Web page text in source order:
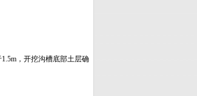
，开挖沟槽底部土层确